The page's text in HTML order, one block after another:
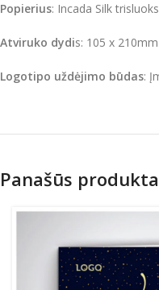
Popierius: Incada Silk
Atviruko dydis: 105 x
Logotipo uždėjimo būdas:
Panašūs